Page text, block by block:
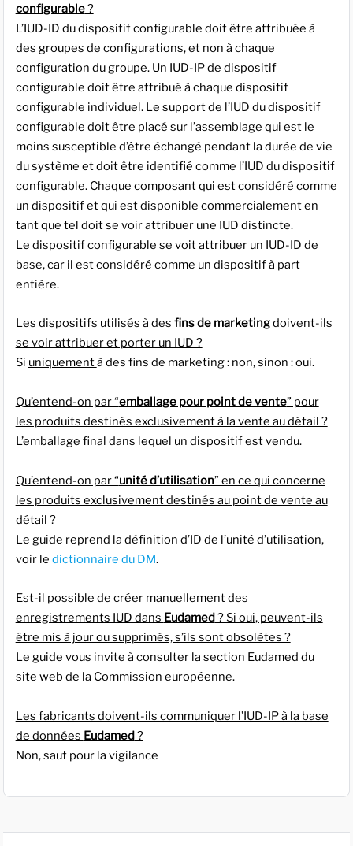
configurable?
L’IUD-ID du dispositif configurable doit être attribuée à
des groupes de configurations, et non à chaque
configuration du groupe. Un IUD-IP de dispositif
configurable doit être attribué à chaque dispositif
configurable individuel. Le support de l’IUD du dispositif
configurable doit être placé sur l’assemblage qui est le
moins susceptible d’être échangé pendant la durée de vie
du système et doit être identifié comme l’IUD du dispositif
configurable. Chaque composant qui est considéré comme
un dispositif et qui est disponible commercialement en
tant que tel doit se voir attribuer une IUD distincte.
Le dispositif configurable se voit attribuer un IUD-ID de
base, car il est considéré comme un dispositif à part
entière.
Les dispositifs utilisés à des fins de marketingdoivent-ils
se voir attribuer et porter un IUD ?
Si uniquementà des fins de marketing : non, sinon : oui.
Qu’entend-on par “emballage pour point de vente” pour
les produits destinés exclusivement à la vente au détail ?
L’emballage final dans lequel un dispositif est vendu.
Qu’entend-on par “unité d’utilisation” en ce qui concerne
les produits exclusivement destinés au point de vente au
détail ?
Le guide reprend la définition d’ID de l’unité d’utilisation,
voir le dictionnaire du DM.
Est-il possible de créer manuellement des
enregistrements IUD dans Eudamed ? Si oui, peuvent-ils
être mis à jour ou supprimés, s’ils sont obsolètes ?
Le guide vous invite à consulter la section Eudamed du
site web de la Commission européenne.
Les fabricants doivent-ils communiquer l’IUD-IP à la base
de données Eudamed?
Non, sauf pour la vigilance